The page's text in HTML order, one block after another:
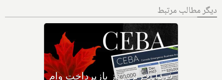
دیگر مطالب مرتبط